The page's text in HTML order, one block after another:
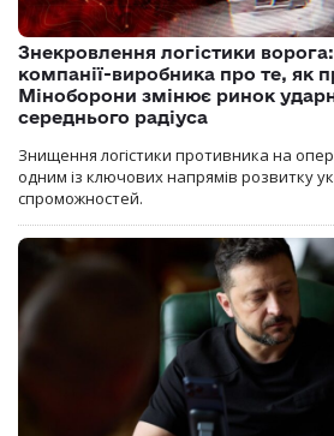
Знекровлення логістики
компанії-виробника про те, як
Міноборони змінює ринок
середнього радіуса
Знищення логістики противника на
одним із ключових напрямів розвитку
спроможностей.